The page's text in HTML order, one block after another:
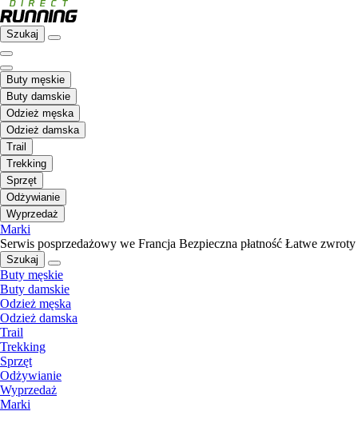
Szukaj
Buty męskie
Buty damskie
Odzież męska
Odzież damska
Trail
Trekking
Sprzęt
Odżywianie
Wyprzedaż
Marki
Serwis posprzedażowy we Francja Bezpieczna płatność Łatwe zwroty
Szukaj
Buty męskie
Buty damskie
Odzież męska
Odzież damska
Trail
Trekking
Sprzęt
Odżywianie
Wyprzedaż
Marki